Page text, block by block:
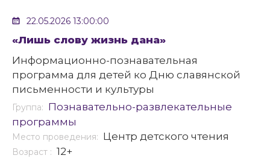
22.05.2026 13:00:00
«Лишь слову жизнь дана»
Информационно-познавательная
программа для детей ко Дню славянской
письменности и культуры
Группа: Познавательно-развлекательные
программы
Место проведения: Центр детского чтения
Возраст : 12+